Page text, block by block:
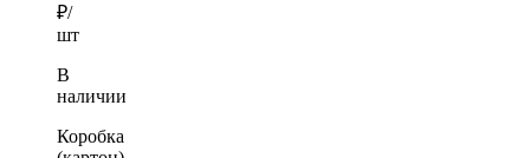
₽/
шт
В
наличии
Коробка